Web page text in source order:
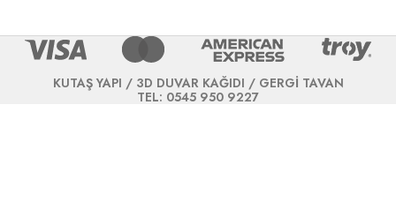
KUTAŞ YAPI / 3D DUVAR KAĞIDI / GERGİ TAVAN
TEL: 0545 950 9227